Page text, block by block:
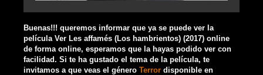
Buenas!!! queremos informar que ya se puede ver la
película Ver Les affamés (Los hambrientos) (2017) online
de forma online, esperamos que la hayas podido ver con
facilidad. Si te ha gustado el tema de la película, te
invitamos a que veas el género Terror disponible en